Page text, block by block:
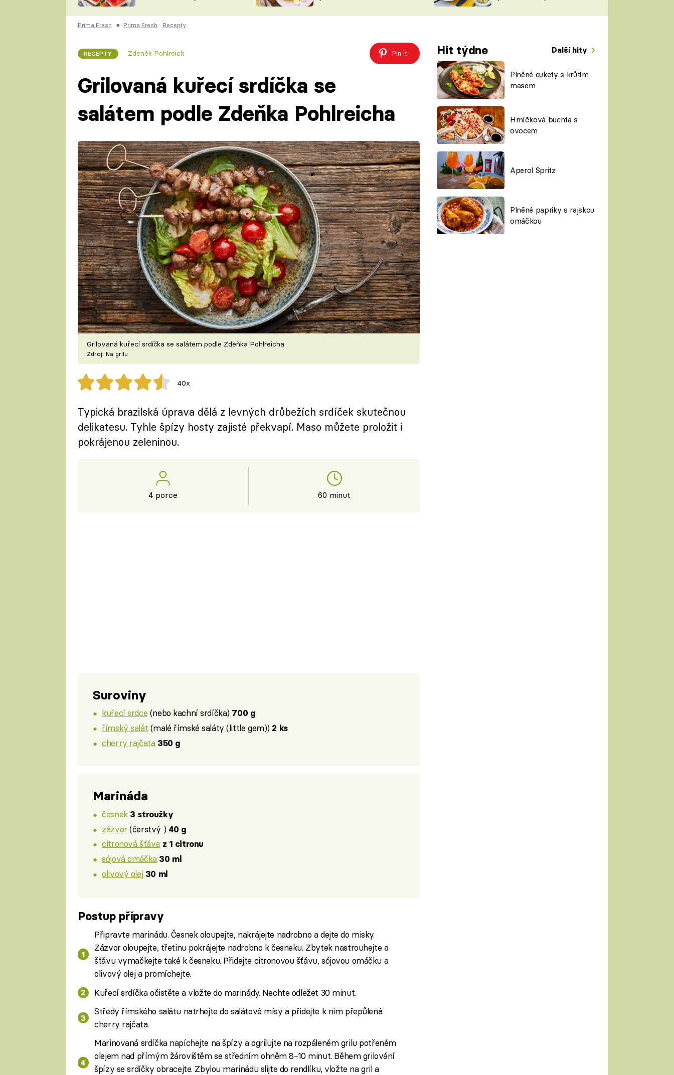
ČESKO NA TALÍŘI
KUCHAŘKA
VYCHYTÁVKY
ŠÉFREDAKTORKY
ČASOPIS
Prima Fresh ■ Prima Fresh Recepty
RECEPTY Zdeněk Pohlreich Pin it Hit týdne Další hity
Plněné cukety s krůtím
masem
Hrníčková buchta s
ovocem
Aperol Spritz
Plněné papriky s rajskou
omáčkou
Grilovaná kuřecí srdíčka se
salátem podle Zdeňka Pohlreicha
Grilovaná kuřecí srdíčka se salátem podle Zdeňka Pohlreicha
Zdroj: Na grilu
40x
Typická brazilská úprava dělá z levných drůbežích srdíček skutečnou
delikatesu. Tyhle špízy hosty zajisté překvapí. Maso můžete proložit i
pokrájenou zeleninou.
4 porce 60 minut
Suroviny
kuřecí srdce (nebo kachní srdíčka) 700 g
římský salát (malé římské saláty (little gem)) 2 ks
cherry rajčata 350 g
Marináda
česnek 3 stroužky
zázvor(čerstvý ) 40 g
citronová šťáva z 1 citronu
sójová omáčka 30 ml
olivový olej 30 ml
Postup přípravy
Připravte marinádu. Česnek oloupejte, nakrájejte nadrobno a dejte do misky.
Zázvor oloupejte, třetinu pokrájejte nadrobno k česneku. Zbytek nastrouhejte a
šťávu vymačkejte také k česneku. Přidejte citronovou šťávu, sójovou omáčku a
olivový olej a promíchejte.
Kuřecí srdíčka očistěte a vložte do marinády. Nechte odležet 30 minut.
Středy římského salátu natrhejte do salátové mísy a přidejte k nim přepůlená
cherry rajčata.
Marinovaná srdíčka napíchejte na špízy a ogrilujte na rozpáleném grilu potřeném
olejem nad přímým žárovištěm se středním ohněm 8−10 minut. Během grilování
špízy se srdíčky obracejte. Zbylou marinádu slijte do rendlíku, vložte na gril a